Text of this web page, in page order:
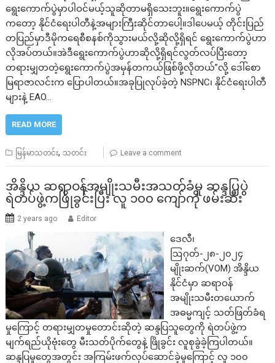
ရွေးကောက်ပွဲမှာပါဝင်မယ့်သူဆိုတာမရှိသေးဘူး။ရွေးကောက်ပွဲ
ကတော့ နိုင်ငံရေးပါတီနဲ့အများကြီးဆိုင်တာပေါ့။ဒါပေမယ့် တိုင်းပြည်
တပြည်မှာဒီမိုကရေစီစနစ်ကိုသွားမယ်လို့ဆိုလို့ရှိရင် ရွေးကောက်ပွဲဟာ
လိုအပ်တယ်။အဲဒီရွေးကောက်ပွဲဟာဆိုလို့ရှိရင်လွတ်လပ်ပြီးတော့
တရားမျှတတဲ့ရွေးကောက်ပွဲအမှန်တကယ်ဖြစ်ဖို့လိုတယ်”လို့ ဒေါ်စော
မြရာဇာလင်းက ပြောပါတယ်။အခုပြုလုပ်ခဲ့တဲ့ NSPNC၊ နိုင်ငံရေးပါတီ
များနဲ့ EAO…
READ MORE
မြန်မာသတင်း, သတင်း Leave a comment
အိန္ဒိယ ဆရာဝန်အမျိုးသမီးအသတ်ခံမှု ဆန္ဒပြပွဲ
ရဲတပ်ဖွဲ့ကဖြိုခွင်းပြီး လူ ၁၀၀ ကျော်ကို ဖမ်းဆီး
2 years ago Editor
ဒေလီ၊
ဩဂုတ်-၂၈-၂၀၂၄
မျိုးဆက်(VOM) အိန္ဒိယ
နိုင်ငံမှာ ဆရာဝန်
အမျိုးသမီးတယောက်
အဓမ္မကျင့် သတ်ဖြတ်ခံရ
မှုကြောင့် တရားမျှတမှုတောင်းဆိုတဲ့ ဆန္ဒပြသူတွေကို ရဲတပ်ဖွဲ့က
မျက်ရည်ယိုဗုံးတွေ မီးသတ်ပိုက်တွေနဲ့ ဖြိုခွင်း လူစုခွဲခဲ့ကြပါတယ်။
ဆန္ဒပြမှုတွေအတွင်း အကြမ်းဖက်လုပ်ဆောင်ခဲ့မှုကြောင့် လူ ၁၀၀